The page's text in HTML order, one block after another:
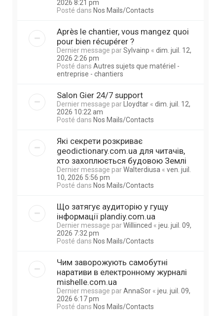
2026 8:21 pm
Posté dans Nos Mails/Contacts
Après le chantier, vous mangez quoi
pour bien récupérer ?
Dernier message parSylvainp « dim. juil. 12,
2026 2:26 pm
Posté dans Autres sujets que matériel -
entreprise - chantiers
Salon Gier 24/7 support
Dernier message par Lloydtar « dim. juil. 12,
2026 10:22 am
Posté dans Nos Mails/Contacts
Які секрети розкриває
geodictionary.com.ua для читачів,
хто захоплюється будовою Землі
Dernier message parWalterdiusa « ven. juil.
10, 2026 5:56 pm
Posté dans Nos Mails/Contacts
Що затягує аудиторію у гущу
інформації plandiy.com.ua
Dernier message parWilliinced « jeu. juil. 09,
2026 7:32 pm
Posté dans Nos Mails/Contacts
Чим заворожують самобутні
наративи в електронному журналі
mishelle.com.ua
Dernier message parAnnaSor « jeu. juil. 09,
2026 6:17 pm
Posté dans Nos Mails/Contacts